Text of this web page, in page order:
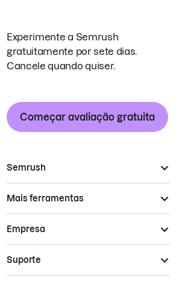
Experimente a Semrush
gratuitamente por sete dias.
Cancele quando quiser.
Começar avaliação gratuita
Semrush
Mais ferramentas
Empresa
Suporte